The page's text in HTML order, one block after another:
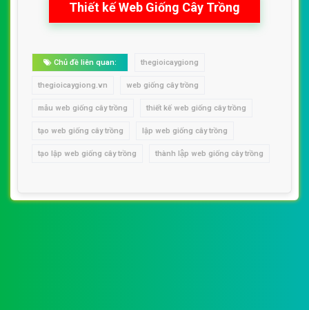
Thiết kế Web Giống Cây Trồng
Chủ đề liên quan: thegioicaygiong
thegioicaygiong.vn web giống cây trồng
mẫu web giống cây trồng thiết kế web giống cây trồng
tạo web giống cây trồng lập web giống cây trồng
tạo lập web giống cây trồng thành lập web giống cây trồng